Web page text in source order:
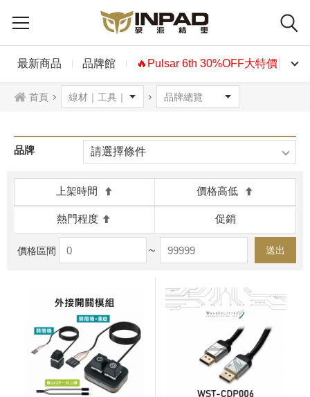
最新商品 品牌館 🔥Pulsar 6th 30%OFF大特價🔥
首頁
品牌 請選擇條件
上架時間 價格高低
熱門程度 促銷
價格區間 ~ 送出